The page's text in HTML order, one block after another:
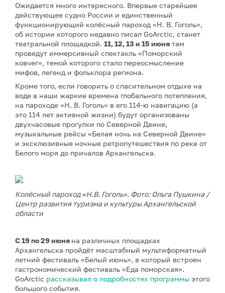
Ожидается много интересного. Впервые старейшее
действующее судно России и единственный
функционирующий колёсный пароход «Н. В. Гоголь»,
об истории которого недавно писал GoArctic, станет
театральной площадкой. 11, 12, 13 и 15 июня там
проведут иммерсивный спектакль «Поморский
ковчег», темой которого стало переосмысление
мифов, легенд и фольклора региона.
Кроме того, если говорить о спасительном отдыхе на
воде в наши жаркие времена глобального потепления,
на пароходе «Н. В. Гоголь» в его 114-ю навигацию (а
это 114 лет активной жизни) будут организованы
двухчасовые прогулки по Северной Двине,
музыкальные рейсы «Белая ночь на Северной Двине»
и эксклюзивные ночные ретропутешествия по реке от
Белого моря до причалов Архангельска.
Колёсный пароход «Н.В. Гоголь». Фото: Ольга Пушкина /
Центр развития туризма и культуры Архангельской
области
С 19 по 29 июня на различных площадках
Архангельска пройдёт масштабный мультиформатный
летний фестиваль «Белый июнь», в который встроен
гастрономический фестиваль «Еда поморская».
GoArctic рассказывал о подробностях программы этого
большого события.